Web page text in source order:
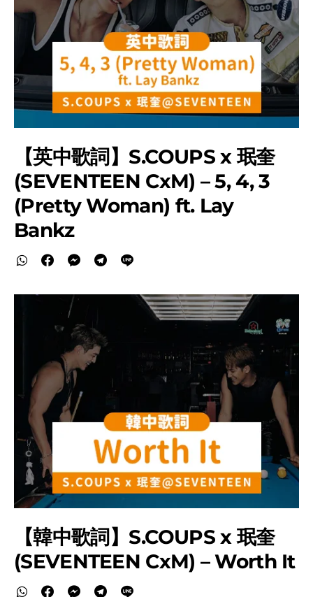
【英中歌詞】S.COUPS x 珉奎
(SEVENTEEN CxM) – 5, 4, 3
(Pretty Woman) ft. Lay
Bankz
【韓中歌詞】S.COUPS x 珉奎
(SEVENTEEN CxM) – Worth It